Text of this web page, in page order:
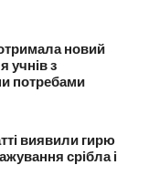
новий
учнів з
потребами
виявили гирю
срібла і